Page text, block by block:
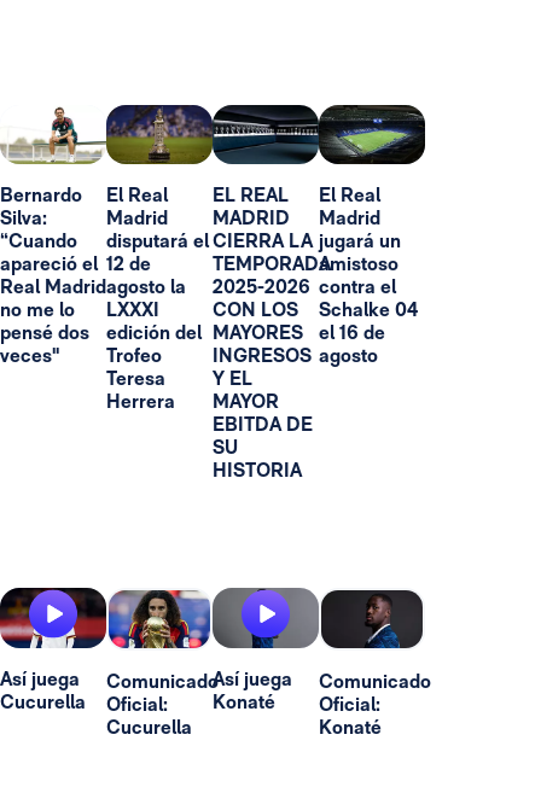
Bernardo
Silva:
“Cuando
apareció el
Real Madrid
no me lo
pensé dos
veces"
El Real
Madrid
disputará el
12 de
agosto la
LXXXI
edición del
Trofeo
Teresa
Herrera
EL REAL
MADRID
CIERRA LA
TEMPORADA
2025-2026
CON LOS
MAYORES
INGRESOS
Y EL
MAYOR
EBITDA DE
SU
HISTORIA
El Real
Madrid
jugará un
amistoso
contra el
Schalke 04
el 16 de
agosto
Así juega
Cucurella
Comunicado
Oficial:
Cucurella
Así juega
Konaté
Comunicado
Oficial:
Konaté